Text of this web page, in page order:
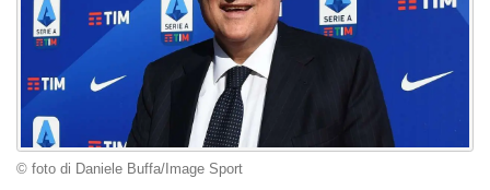
© foto di Daniele Buffa/Image Sport